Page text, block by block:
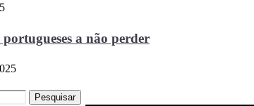
a não perder
Pesquisar